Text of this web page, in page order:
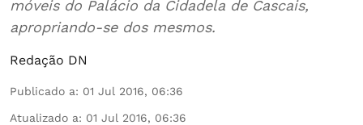
móveis do Palácio da Cidadela de Cascais,
apropriando-se dos mesmos.
Redação DN
Publicado a: 01 Jul 2016, 06:36
Atualizado a: 01 Jul 2016, 06:36